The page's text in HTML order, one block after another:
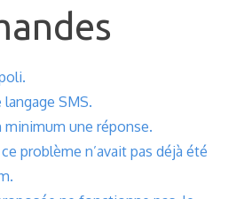
SMS.
minimum une réponse.
problème n’avait pas déjà été